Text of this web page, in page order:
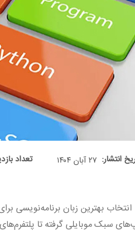
انتشار: ۲۷ آبان ۱۴۰۴ تعداد
بهترین زبان
سبک موبایلی گرفته تا